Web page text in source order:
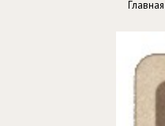
Главная